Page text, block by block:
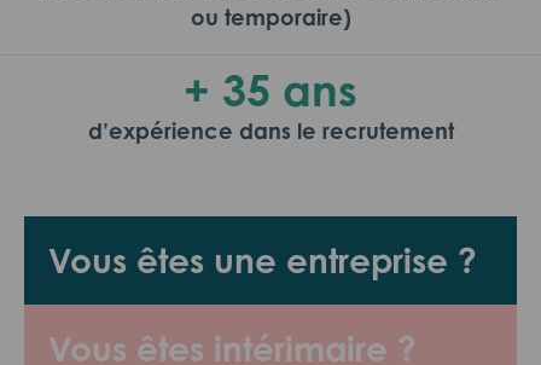
Vous êtes une entreprise ?
Vous êtes intérimaire ?
ou temporaire)
+ 35 ans
d’expérience dans le recrutement